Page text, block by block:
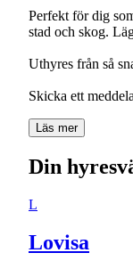
Perfekt för dig
stad och skog.
Uthyres från så
Skicka ett
Läs mer
Din
L
Lovisa